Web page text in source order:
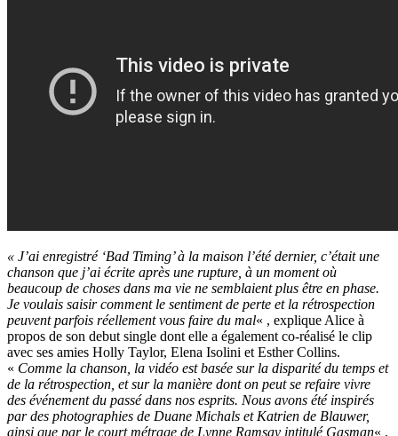
« J’ai enregistré ‘Bad Timing’ à la maison l’été dernier, c’était une
chanson que j’ai écrite après une rupture, à un moment où
beaucoup de choses dans ma vie ne semblaient plus être en phase.
Je voulais saisir comment le sentiment de perte et la rétrospection
peuvent parfois réellement vous faire du mal« , explique Alice à
propos de son debut single dont elle a également co-réalisé le clip
avec ses amies Holly Taylor, Elena Isolini et Esther Collins.
« Comme la chanson, la vidéo est basée sur la disparité du temps et
de la rétrospection, et sur la manière dont on peut se refaire vivre
des événement du passé dans nos esprits. Nous avons été inspirés
par des photographies de Duane Michals et Katrien de Blauwer,
ainsi que par le court métrage de Lynne Ramsay intitulé Gasman« ,